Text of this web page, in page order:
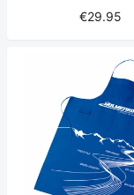
€29.95